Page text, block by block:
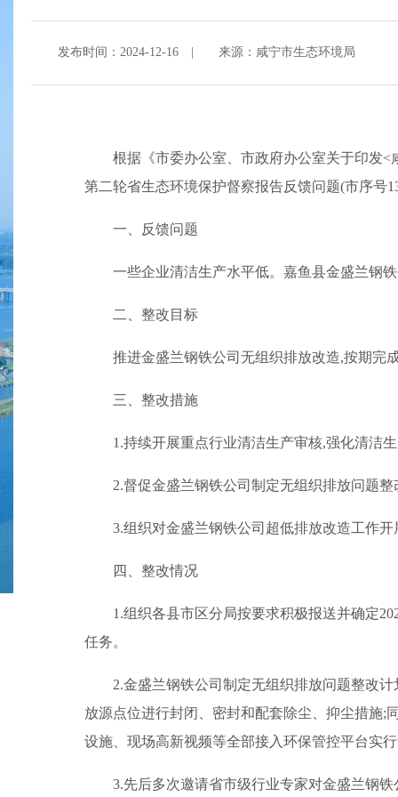
发布时间：2024-12-16 来源：咸宁市生态环境局
根据《市委办公室、市政府办公室关于印发
第二轮省生态环境保护督察报告反馈问题(市序号
一、反馈问题
一些企业清洁生产水平低。嘉鱼县金盛兰钢
二、整改目标
推进金盛兰钢铁公司无组织排放改造,按期完
三、整改措施
1.持续开展重点行业清洁生产审核,强化清洁
2.督促金盛兰钢铁公司制定无组织排放问题
3.组织对金盛兰钢铁公司超低排放改造工作
四、整改情况
1.组织各县市区分局按要求积极报送并确定
任务。
2.金盛兰钢铁公司制定无组织排放问题整改
放源点位进行封闭、密封和配套除尘、抑尘措施;
设施、现场高新视频等全部接入环保管控平台实
3.先后多次邀请省市级行业专家对金盛兰钢